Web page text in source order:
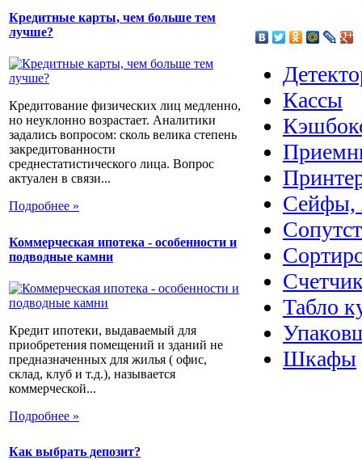
Кредитные карты, чем больше тем
лучше?
Кредитование физических лиц медленно,
но неуклонно возрастает. Аналитики
задались вопросом: сколь велика степень
закредитованности
среднестатистического лица. Вопрос
актуален в связи...
Подробнее »
Коммерческая ипотека - особенности и
подводные камни
Кредит ипотеки, выдаваемый для
приобретения помещений и зданий не
предназначенных для жилья ( офис,
склад, клуб и т.д.), называется
коммерческой...
Подробнее »
Как выбрать депозит?
Кассы
Сейфы,
Табло
Шкафы